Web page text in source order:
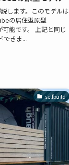
します。このモデルは
の居住型原型
能です。 上記と同じ
きま...
selfbuild